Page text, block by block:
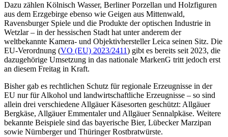
Dazu zählen Kölnisch Wasser, Berliner Porzellan und Holzfiguren
aus dem Erzgebirge ebenso wie Geigen aus Mittenwald,
Ravensburger Spiele und die Produkte der optischen Industrie in
Wetzlar – in der hessischen Stadt hat unter anderem der
weltbekannte Kamera- und Objektivhersteller Leica seinen Sitz. Die
EU-Verordnung (VO (EU) 2023/2411) gibt es bereits seit 2023, die
dazugehörige Umsetzung in das nationale MarkenG tritt jedoch erst
an diesem Freitag in Kraft.
Bisher gab es rechtlichen Schutz für regionale Erzeugnisse in der
EU nur für Alkohol und landwirtschaftliche Erzeugnisse – so sind
allein drei verschiedene Allgäuer Käsesorten geschützt: Allgäuer
Bergkäse, Allgäuer Emmentaler und Allgäuer Sennalpkäse. Weitere
bekannte Beispiele sind das bayerische Bier, Lübecker Marzipan
sowie Nürnberger und Thüringer Rostbratwürste.